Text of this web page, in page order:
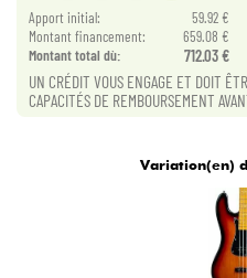
HiFi
Apport initial: 59.92 €
Montant financement:
659.08 €
Montant total dù:
712.03 €
UN CRÉDIT VOUS ENGAGE ET DOIT
CAPACITÉS DE REMBOURSEMENT
Variation(en)